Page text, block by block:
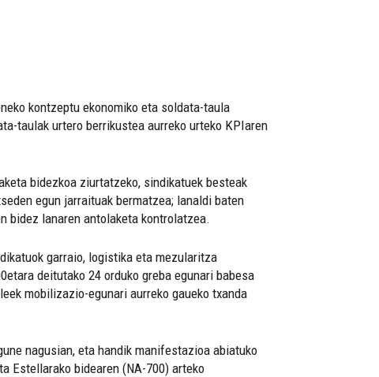
kontzeptu ekonomiko eta soldata-taula
taulak urtero berrikustea aurreko urteko KPIaren
bidezkoa ziurtatzeko, sindikatuek besteak
egun jarraituak bermatzea; lanaldi baten
bidez lanaren antolaketa kontrolatzea.
garraio, logistika eta mezularitza
deitutako 24 orduko greba egunari babesa
mobilizazio-egunari aurreko gaueko txanda
nagusian, eta handik manifestazioa abiatuko
Estellarako bidearen (NA-700) arteko